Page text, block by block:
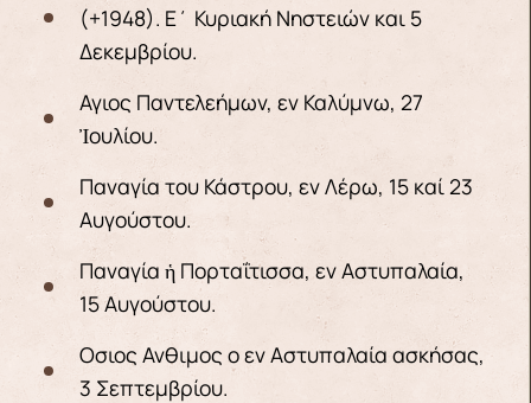
(+1948). Ε΄ Κυριακή Νηστειών και 5
Δεκεμβρίου.
Αγιος Παντελεήμων, εν Καλύμνω, 27
Ἰουλίου.
Παναγία του Κάστρου, εν Λέρω, 15 καί 23
Αυγούστου.
Παναγία ἡ Πορταΐτισσα, εν Αστυπαλαία,
15 Αυγούστου.
Οσιος Ανθιμος ο εν Αστυπαλαία ασκήσας,
3 Σεπτεμβρίου.